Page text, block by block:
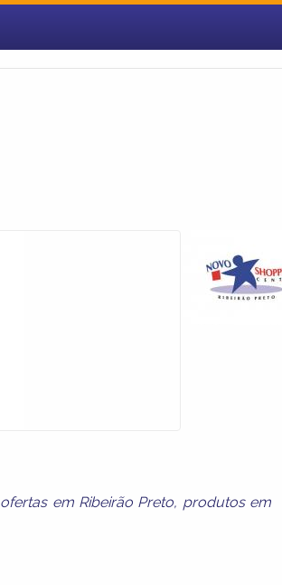
ofertas em Ribeirão Preto, produtos em